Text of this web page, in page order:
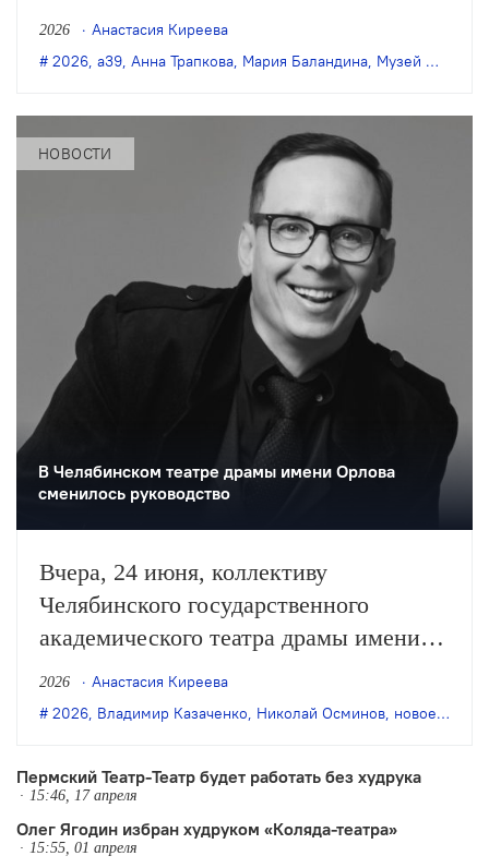
Трапкова покидает свой пост. Её место
займёт Мария Баландина.
2026
Анастасия Киреева
2026 а39 Анна Трапкова Мария Баландина Музей Москвы
НОВОСТИ
В Челябинском театре драмы имени Орлова
сменилось руководство
Вчера, 24 июня, коллективу
Челябинского государственного
академического театра драмы имени
Наума Орлова был представлен новый
главный режиссёр. Им стал штатный
Осминов. Возглавлявший
Челябинскую драму ранее Владимир
Казаченко покинул театр в мае.
2026
Анастасия Киреева
2026 Владимир Казаченко Николай Осминов новое назначение
Пермский Театр-Театр будет работать без худрука
15:46, 17 апреля
Олег Ягодин избран худруком «Коляда-театра»
15:55, 01 апреля